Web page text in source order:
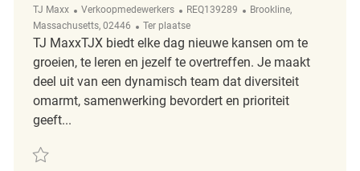
TJ Maxx Categorie
Verkoopmedewerkers ReqId
REQ139289 Plaats
Brookline,
Massachusetts, 02446
Afgelegen
Ter plaatse
TJ MaxxTJX biedt elke dag nieuwe kansen om te
groeien, te leren en jezelf te overtreffen. Je maakt
deel uit van een dynamisch team dat diversiteit
omarmt, samenwerking bevordert en prioriteit
geeft...
Redden part time merchandising associate REQ139289